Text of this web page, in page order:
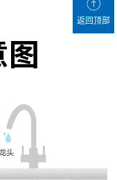
返回顶部